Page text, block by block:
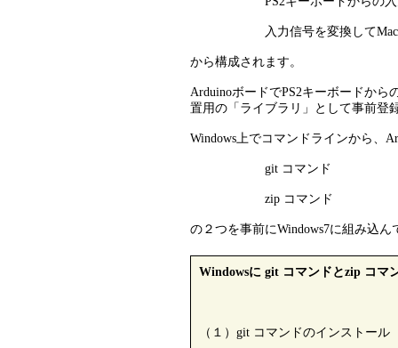
入力信号を変換して
から構成されます。
ArduinoボードでPS2キーボードから
置用の「ライブラリ」として事前登
Windows上でコマンドラインから、
git コマンド
zip コマンド
の２つを事前にWindows7に組み込
Windowsに git コマンド とzip コマ
（１）git コマンドのインストール